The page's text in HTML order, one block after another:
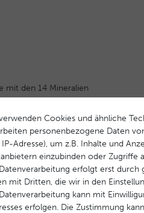
mit den 14 Mineralien
sind.
Cookies und ähnliche
personenbezogene Daten
IP-Adresse), um z.B. Inhalte und
einzubinden oder Zugriffe
erfolgt erst durch
mit Dritten, die wir in den
kann mit
erfolgen. Die Zustimmung